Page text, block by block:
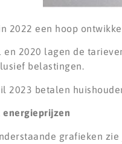
2022 een hoop
en 2020 lagen de
belastingen.
2023 betalen
energieprijzen
grafieken